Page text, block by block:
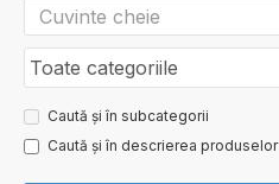
Caută și în subcategorii
Caută și în descrierea produselor